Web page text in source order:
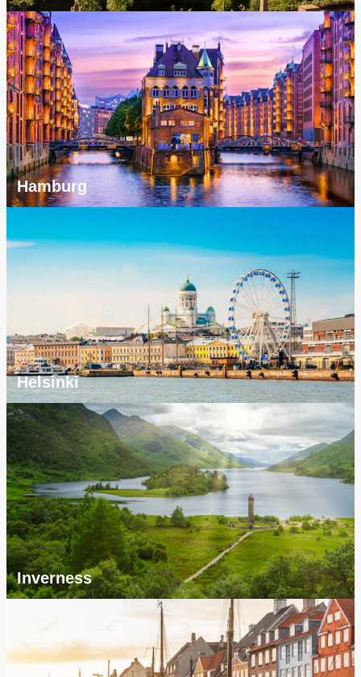
Hamburg
Helsinki
Inverness